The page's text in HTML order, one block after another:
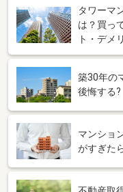
タワーマ
は？買っ
ト・デメ
築30年の
後悔する
マンショ
がすぎた